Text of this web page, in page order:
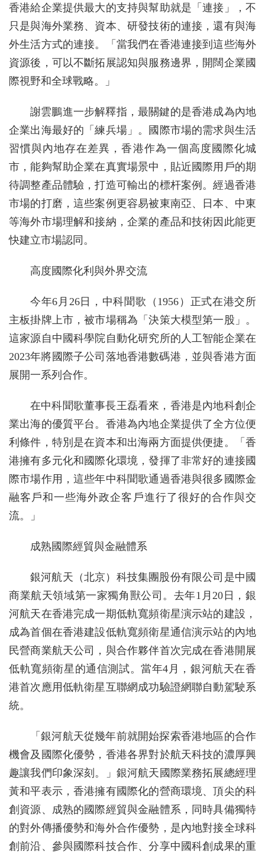
香港給企業提供最大的支持與幫助就是「連接」，不
只是與海外業務、資本、研發技術的連接，還有與海
外生活方式的連接。「當我們在香港連接到這些海外
資源後，可以不斷拓展認知與服務邊界，開闊企業國
際視野和全球戰略。」
謝雲鵬進一步解釋指，最關鍵的是香港成為內地
企業出海最好的「練兵場」。國際市場的需求與生活
習慣與內地存在差異，香港作為一個高度國際化城
市，能夠幫助企業在真實場景中，貼近國際用戶的期
待調整產品體驗，打造可輸出的標杆案例。經過香港
市場的打磨，這些案例更容易被東南亞、日本、中東
等海外市場理解和接納，企業的產品和技術因此能更
快建立市場認同。
高度國際化利與外界交流
今年6月26日，中科聞歌（1956）正式在港交所
主板掛牌上市，被市場稱為「決策大模型第一股」。
這家源自中國科學院自動化研究所的人工智能企業在
2023年將國際子公司落地香港數碼港，並與香港方面
展開一系列合作。
在中科聞歌董事長王磊看來，香港是內地科創企
業出海的優質平台。香港為內地企業提供了全方位便
利條件，特別是在資本和出海兩方面提供便捷。「香
港擁有多元化和國際化環境，發揮了非常好的連接國
際市場作用，這些年中科聞歌通過香港與很多國際金
融客戶和一些海外政企客戶進行了很好的合作與交
流。」
成熟國際經貿與金融體系
銀河航天（北京）科技集團股份有限公司是中國
商業航天領域第一家獨角獸公司。去年1月20日，銀
河航天在香港完成一期低軌寬頻衛星演示站的建設，
成為首個在香港建設低軌寬頻衛星通信演示站的內地
民營商業航天公司，與合作夥伴首次完成在香港開展
低軌寬頻衛星的通信測試。當年4月，銀河航天在香
港首次應用低軌衛星互聯網成功驗證網聯自動駕駛系
統。
「銀河航天從幾年前就開始探索香港地區的合作
機會及國際化優勢，香港各界對於航天科技的濃厚興
趣讓我們印象深刻。」銀河航天國際業務拓展總經理
黃和平表示，香港擁有國際化的營商環境、頂尖的科
創資源、成熟的國際經貿與金融體系，同時具備獨特
的對外傳播優勢和海外合作優勢，是內地對接全球科
創前沿、參與國際科技合作、分享中國科創成果的重